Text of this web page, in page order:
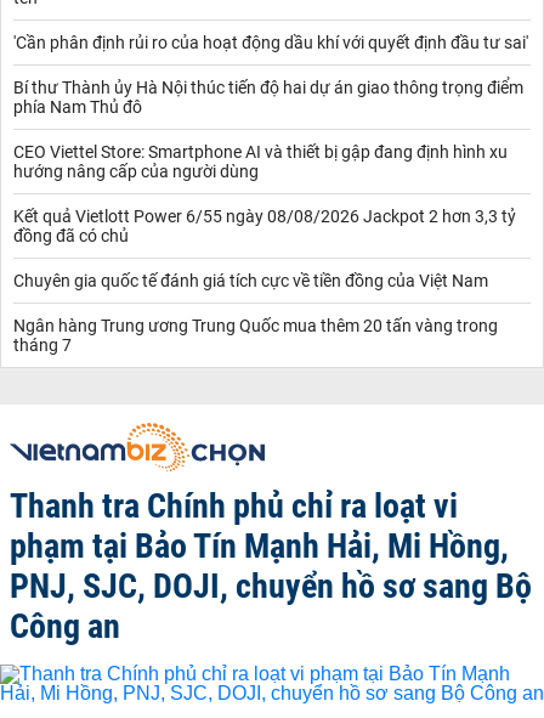
'Cần phân định rủi ro của hoạt động dầu khí với quyết định đầu tư sai'
Bí thư Thành ủy Hà Nội thúc tiến độ hai dự án giao thông trọng điểm
phía Nam Thủ đô
CEO Viettel Store: Smartphone AI và thiết bị gập đang định hình xu
hướng nâng cấp của người dùng
Kết quả Vietlott Power 6/55 ngày 08/08/2026 Jackpot 2 hơn 3,3 tỷ
đồng đã có chủ
Chuyên gia quốc tế đánh giá tích cực về tiền đồng của Việt Nam
Ngân hàng Trung ương Trung Quốc mua thêm 20 tấn vàng trong
tháng 7
Thanh tra Chính phủ chỉ ra loạt vi
phạm tại Bảo Tín Mạnh Hải, Mi Hồng,
PNJ, SJC, DOJI, chuyển hồ sơ sang Bộ
Công an